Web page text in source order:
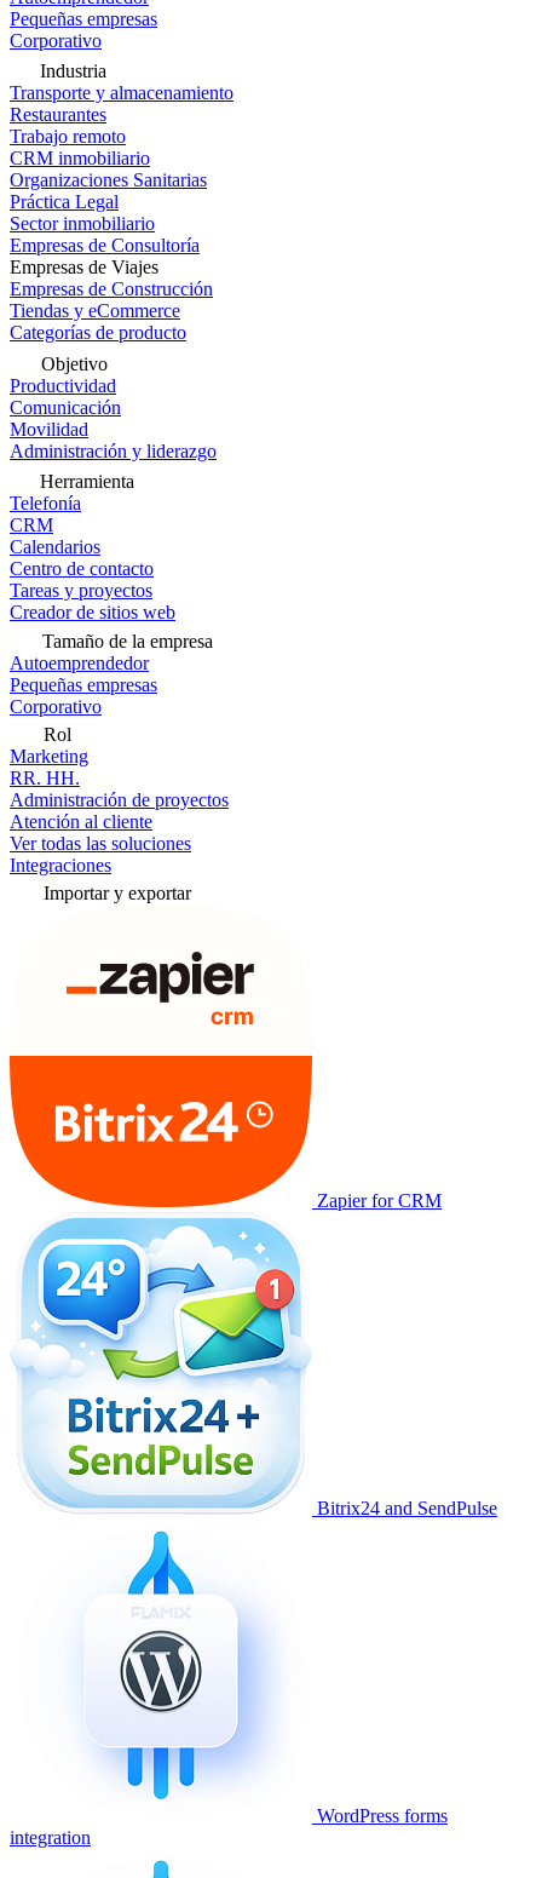
Pequeñas empresas
Corporativo
Industria
Transporte y almacenamiento
Restaurantes
Trabajo remoto
CRM inmobiliario
Organizaciones Sanitarias
Práctica Legal
Sector inmobiliario
Empresas de Consultoría
Empresas de Viajes
Empresas de Construcción
Tiendas y eCommerce
Categorías de producto
Objetivo
Productividad
Comunicación
Movilidad
Administración y liderazgo
Herramienta
Telefonía
CRM
Calendarios
Centro de contacto
Tareas y proyectos
Creador de sitios web
Tamaño de la empresa
Autoemprendedor
Pequeñas empresas
Corporativo
Rol
Marketing
RR. HH.
Administración de proyectos
Atención al cliente
Ver todas las soluciones
Integraciones
Importar y exportar
Zapier for CRM
Bitrix24 and SendPulse
WordPress forms
integration